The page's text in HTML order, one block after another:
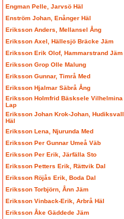
Engman Pelle, Jarvsö Häl
Enström Johan, Enånger Häl
Eriksson Anders, Mellansel Ång
Eriksson Axel, Hällesjö Bräcke Jäm
Eriksson Erik Olof, Hammarstrand Jäm
Eriksson Grop Olle Malung
Eriksson Gunnar, Timrå Med
Eriksson Hjalmar Säbrå Ång
Eriksson Holmfrid Bäsksele Vilhelmina
Lap
Eriksson Johan Krok-Johan, Hudiksvall
Häl
Eriksson Lena, Njurunda Med
Eriksson Per Gunnar Umeå Väb
Eriksson Per Erik, Järfälla Sto
Eriksson Petters Erik, Rättvik Dal
Eriksson Röjås Erik, Boda Dal
Eriksson Torbjörn, Ånn Jäm
Eriksson Vinback-Erik, Arbrå Häl
Eriksson Åke Gäddede Jäm